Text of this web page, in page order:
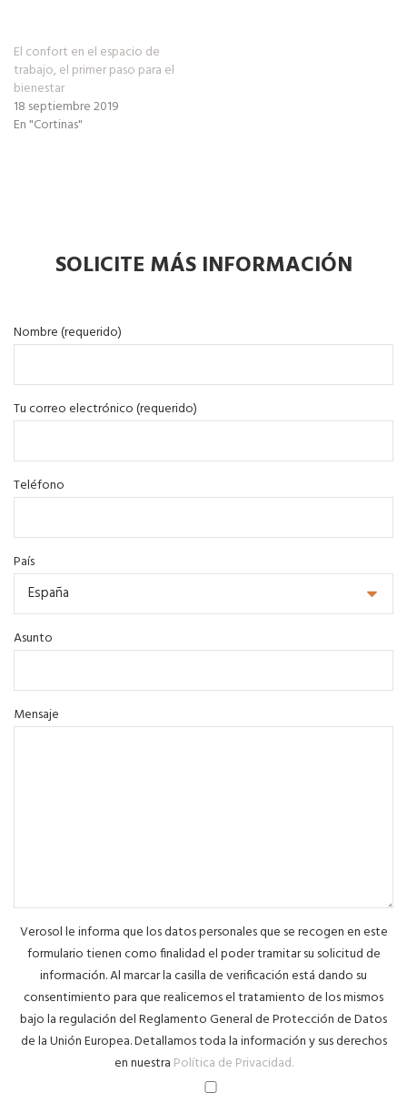
El confort en el espacio de
trabajo, el primer paso para el
bienestar
18 septiembre 2019
En "Cortinas"
SOLICITE MÁS INFORMACIÓN
Nombre (requerido)
Tu correo electrónico (requerido)
Teléfono
País
Asunto
Mensaje
Verosol le informa que los datos personales que se recogen en este
formulario tienen como finalidad el poder tramitar su solicitud de
información. Al marcar la casilla de verificación está dando su
consentimiento para que realicemos el tratamiento de los mismos
bajo la regulación del Reglamento General de Protección de Datos
de la Unión Europea. Detallamos toda la información y sus derechos
en nuestra Política de Privacidad.